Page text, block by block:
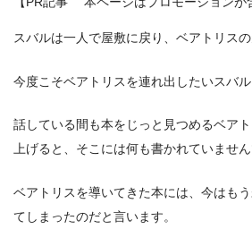
スバルは一人で屋敷に戻り、ベアトリスの
今度こそベアトリスを連れ出したいスバル
話している間も本をじっと見つめるベア
上げると、そこには何も書かれていません
ベアトリスを導いてきた本には、今はも
てしまったのだと言います。